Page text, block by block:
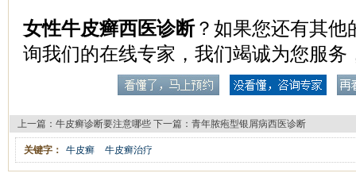
女性牛皮癣西医诊断？如果您还有其他
询我们的在线专家，我们竭诚为您服务
上一篇： 牛皮癣诊断要注意哪些 下一篇： 青年脓疱型银屑病西医诊断
关键字： 牛皮癣 牛皮癣治疗